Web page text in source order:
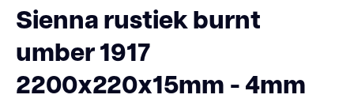
Sienna rustiek burnt
umber 1917
2200x220x15mm - 4mm